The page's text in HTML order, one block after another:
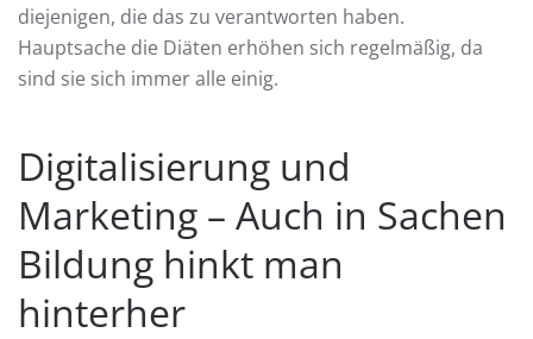
diejenigen, die das zu verantworten haben.
Hauptsache die Diäten erhöhen sich regelmäßig, da
sind sie sich immer alle einig.
Digitalisierung und
Marketing – Auch in Sachen
Bildung hinkt man
hinterher